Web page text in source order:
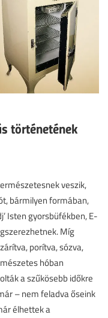
történetének
veszik,
bármilyen formában,
Isten gyorsbüfékben, E-
Míg
porítva, sózva,
hóban
a szűkösebb időkre
– nem feladva őseink
élhettek a